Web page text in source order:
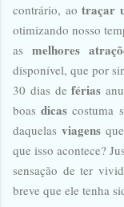
contrário, ao traçar
otimizando nosso
as melhores
disponível, que por
30 dias deférias
boasdicas costuma
daquelasviagens
que isso acontece?
sensação de ter
breve que ele tenha